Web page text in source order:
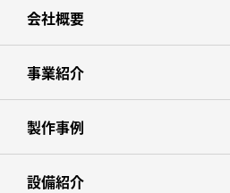
会社概要
事業紹介
製作事例
設備紹介